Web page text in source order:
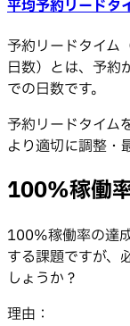
平均予約リードタ
予約リードタイム
日数）とは、予約
での日数です。
予約リードタイム
より適切に調整・
100%稼働
100%稼働率の達
する課題ですが、
しょうか？
理由：